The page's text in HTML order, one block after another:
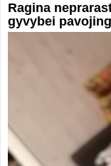
Ragina
gyvybei